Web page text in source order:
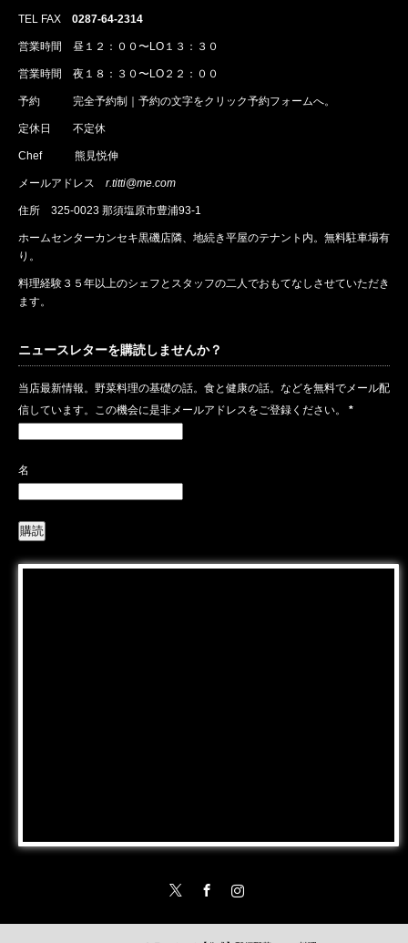
TEL FAX 0287-64-2314
営業時間 昼１２：００〜LO１３：３０
営業時間 夜１８：３０〜LO２２：００
予約 完全予約制｜ 予約の文字をクリック予約フォームへ。
定休日 不定休
Chef 熊見悦伸
メールアドレス r.titti@me.com
住所 325-0023 那須塩原市豊浦93-1
ホームセンターカンセキ黒磯店隣、地続き平屋のテナント内。無料駐車場有
り。
料理経験３５年以上のシェフとスタッフの二人でおもてなしさせていただき
ます。
ニュースレターを購読しませんか？
当店最新情報。野菜料理の基礎の話。食と健康の話。などを無料でメール配
信しています。この機会に是非メールアドレスをご登録ください。 *
名
Instagram